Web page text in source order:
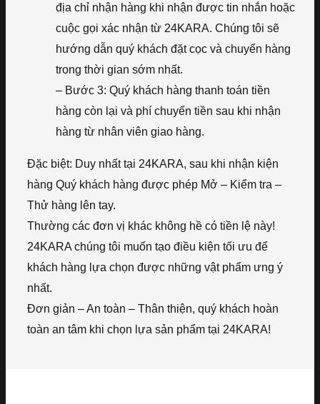
địa chỉ nhận hàng khi nhận được tin nhắn hoặc
cuộc gọi xác nhận từ 24KARA. Chúng tôi sẽ
hướng dẫn quý khách đặt cọc và chuyển hàng
trong thời gian sớm nhất.
– Bước 3: Quý khách hàng thanh toán tiền
hàng còn lại và phí chuyển tiền sau khi nhận
hàng từ nhân viên giao hàng.
Đặc biệt: Duy nhất tại 24KARA, sau khi nhận kiện
hàng Quý khách hàng được phép Mở – Kiểm tra –
Thử hàng lên tay.
Thường các đơn vị khác không hề có tiền lệ này!
24KARA chúng tôi muốn tạo điều kiện tối ưu để
khách hàng lựa chọn được những vật phẩm ưng ý
nhất.
Đơn giản – An toàn – Thân thiện, quý khách hoàn
toàn an tâm khi chọn lựa sản phẩm tại 24KARA!